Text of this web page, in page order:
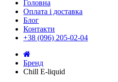
Головна
Оплата і доставка
Блог
Контакти
+38 (096) 205-02-04
Бренд
Chill E-liquid